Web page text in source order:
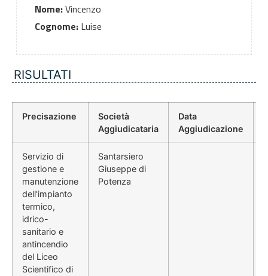
Nome:Vincenzo
Cognome:Luise
RISULTATI
Precisazione
Società
Aggiudicataria
Data
Aggiudicazione
Servizio di
gestione e
manutenzione
dell'impianto
termico,
idrico-
sanitario e
antincendio
del Liceo
Scientifico di
Santarsiero
Giuseppe di
Potenza